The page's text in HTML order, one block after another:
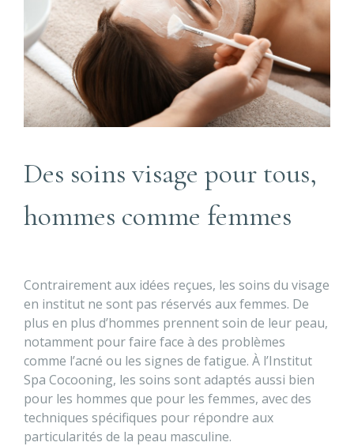
Des soins visage pour tous,
hommes comme femmes
Contrairement aux idées reçues, les soins du visage
en institut ne sont pas réservés aux femmes. De
plus en plus d’hommes prennent soin de leur peau,
notamment pour faire face à des problèmes
comme l’acné ou les signes de fatigue. À l’Institut
Spa Cocooning, les soins sont adaptés aussi bien
pour les hommes que pour les femmes, avec des
techniques spécifiques pour répondre aux
particularités de la peau masculine.